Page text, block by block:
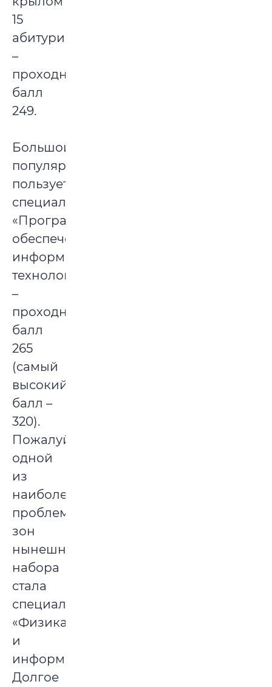
15
абитуриентов
–
проходной
балл
249.
Большой
популярностью
пользуется
специальность
«Программное
обеспечение
информационных
технологий»
–
проходной
балл
265
(самый
высокий
балл –
320).
Пожалуй,
одной
из
наиболее
проблемных
зон
нынешнего
набора
стала
специальность
«Физика
и
информатика».
Долгое